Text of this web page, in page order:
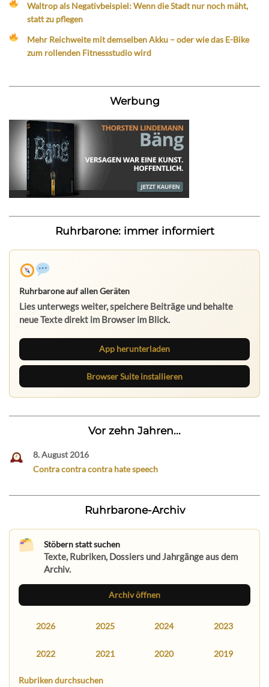
Waltrop als Negativbeispiel: Wenn die Stadt nur noch mäht,
statt zu pflegen
Mehr Reichweite mit demselben Akku – oder wie das E-Bike
zum rollenden Fitnessstudio wird
Werbung
Ruhrbarone: immer informiert
Ruhrbarone auf allen Geräten
Lies unterwegs weiter, speichere Beiträge und behalte
neue Texte direkt im Browser im Blick.
App herunterladen
Browser Suite installieren
Vor zehn Jahren...
8. August 2016
Contra contra contra hate speech
Ruhrbarone-Archiv
Stöbern statt suchen
Texte, Rubriken, Dossiers und Jahrgänge aus dem
Archiv.
Archiv öffnen
2026 2025 2024 2023
2022 2021 2020 2019
Rubriken durchsuchen